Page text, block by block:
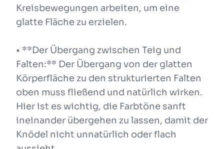
Kreisbewegungen arbeiten, um eine
glatte Fläche zu erzielen.
• **Der Übergang zwischen Teig und
Falten:** Der Übergang von der glatten
Körperfläche zu den strukturierten Falten
oben muss fließend und natürlich wirken.
Hier ist es wichtig, die Farbtöne sanft
ineinander übergehen zu lassen, damit der
Knödel nicht unnatürlich oder flach